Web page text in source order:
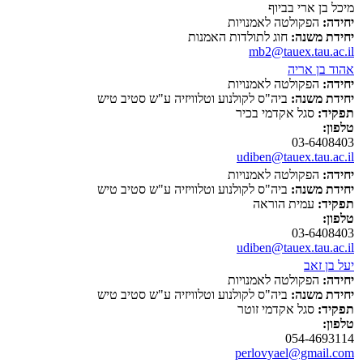
מיכל בן ארי בביוף
יחידה: הפקולטה לאמנויות
יחידת משנה: חוג לתולדות האמנות
mb2@tauex.tau.ac.il
אהוד בן אריה
יחידה: הפקולטה לאמנויות
יחידת משנה: ביה"ס לקולנוע וטלוויזיה ע"ש סטיב טיש
תפקיד: סגל אקדמי בכיר
טלפון:
03-6408403
udiben@tauex.tau.ac.il
יחידה: הפקולטה לאמנויות
יחידת משנה: ביה"ס לקולנוע וטלוויזיה ע"ש סטיב טיש
תפקיד: עמית הוראה
טלפון:
03-6408403
udiben@tauex.tau.ac.il
יעל בן זאב
יחידה: הפקולטה לאמנויות
יחידת משנה: ביה"ס לקולנוע וטלוויזיה ע"ש סטיב טיש
תפקיד: סגל אקדמי זוטר
טלפון:
054-4693114
perlovyael@gmail.com